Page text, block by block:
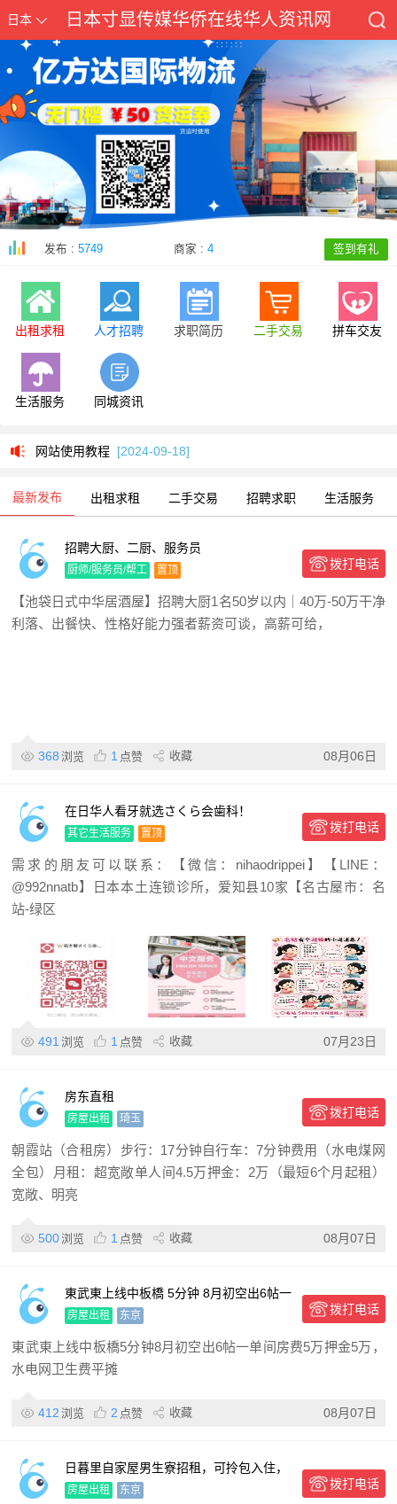
日本 日本寸显传媒华侨在线华人资讯网
发布 : 5749 商家 :4 签到有礼
出租求租 人才招聘 求职简历 二手交易 拼车交友
生活服务
同城资讯
网站使用教程 [2024-09-18]
最新发布 出租求租 二手交易 招聘求职 生活服务
招聘大厨、二厨、服务员
厨师/服务员/帮工 置顶 拨打电话
【池袋日式中华居酒屋】招聘大厨1名50岁以内｜40万‑50万干净
利落、出餐快、性格好能力强者薪资可谈，高薪可给，
368 浏览 1 点赞 收藏 08月06日
在日华人看牙就选さくら会歯科！
其它生活服务 置顶 拨打电话
需求的朋友可以联系：【微信：nihaodrippei】【LINE：
@992nnatb】日本本土连锁诊所，爱知县10家【名古屋市：名
站-绿区
491 浏览 1 点赞 收藏 07月23日
房东直租
房屋出租 琦玉 拨打电话
朝霞站（合租房）步行：17分钟自行车：7分钟费用（水电煤网
全包）月租：超宽敞单人间4.5万押金：2万（最短6个月起租）
宽敞、明亮
500浏览 1 点赞 收藏 08月07日
東武東上线中板橋 5分钟 8月初空出6帖一
单间 房费5万 押金5万，水电网 卫生费平
摊
房屋出租 东京 拨打电话
東武東上线中板橋5分钟8月初空出6帖一单间房费5万押金5万，
水电网卫生费平摊
412 浏览 2 点赞 收藏 08月07日
日暮里自家屋男生寮招租，可拎包入住，
山手線日暮里10分鐘，常盤線三河岛4分
房屋出租 东京 拨打电话